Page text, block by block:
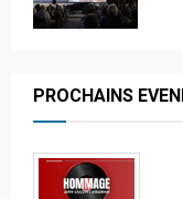
PROCHAINS